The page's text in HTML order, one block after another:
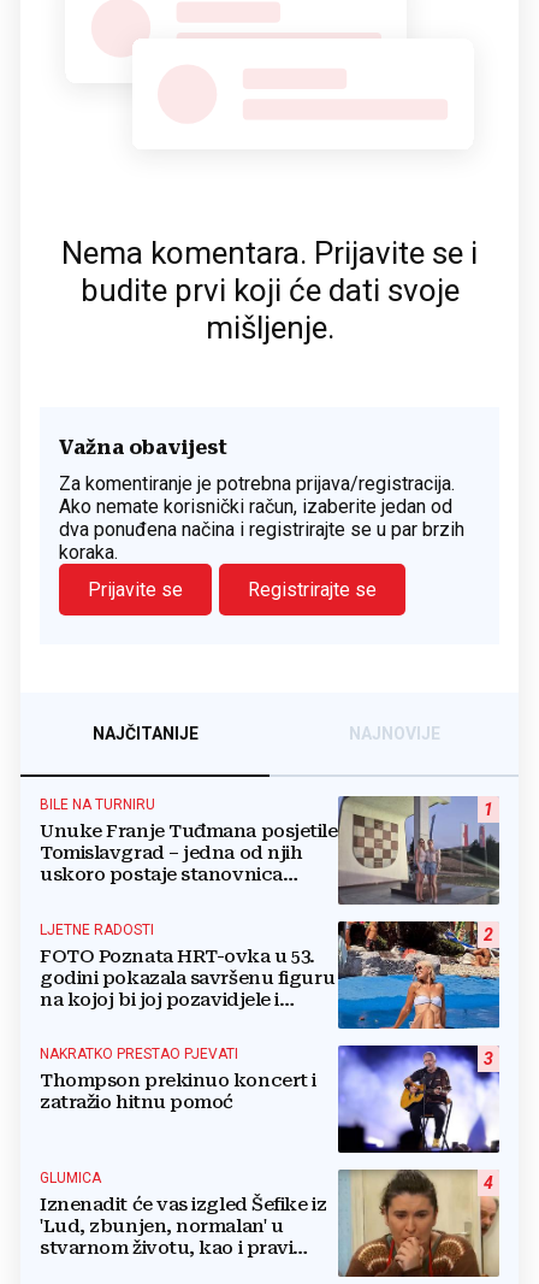
Nema komentara. Prijavite se i
budite prvi koji će dati svoje
mišljenje.
Važna obavijest
Za komentiranje je potrebna prijava/registracija.
Ako nemate korisnički račun, izaberite jedan od
dva ponuđena načina i registrirajte se u par brzih
koraka.
Prijavite se
Registrirajte se
NAJČITANIJE NAJNOVIJE
1
BILE NA TURNIRU
Unuke Franje Tuđmana posjetile
Tomislavgrad – jedna od njih
uskoro postaje stanovnica
2
LJETNE RADOSTI
FOTO Poznata HRT-ovka u 53.
godini pokazala savršenu figuru
na kojoj bi joj pozavidjele i
3
NAKRATKO PRESTAO PJEVATI
Thompson prekinuo koncert i
zatražio hitnu pomoć
4
GLUMICA
Iznenadit će vas izgled Šefike iz
'Lud, zbunjen, normalan' u
stvarnom životu, kao i pravi